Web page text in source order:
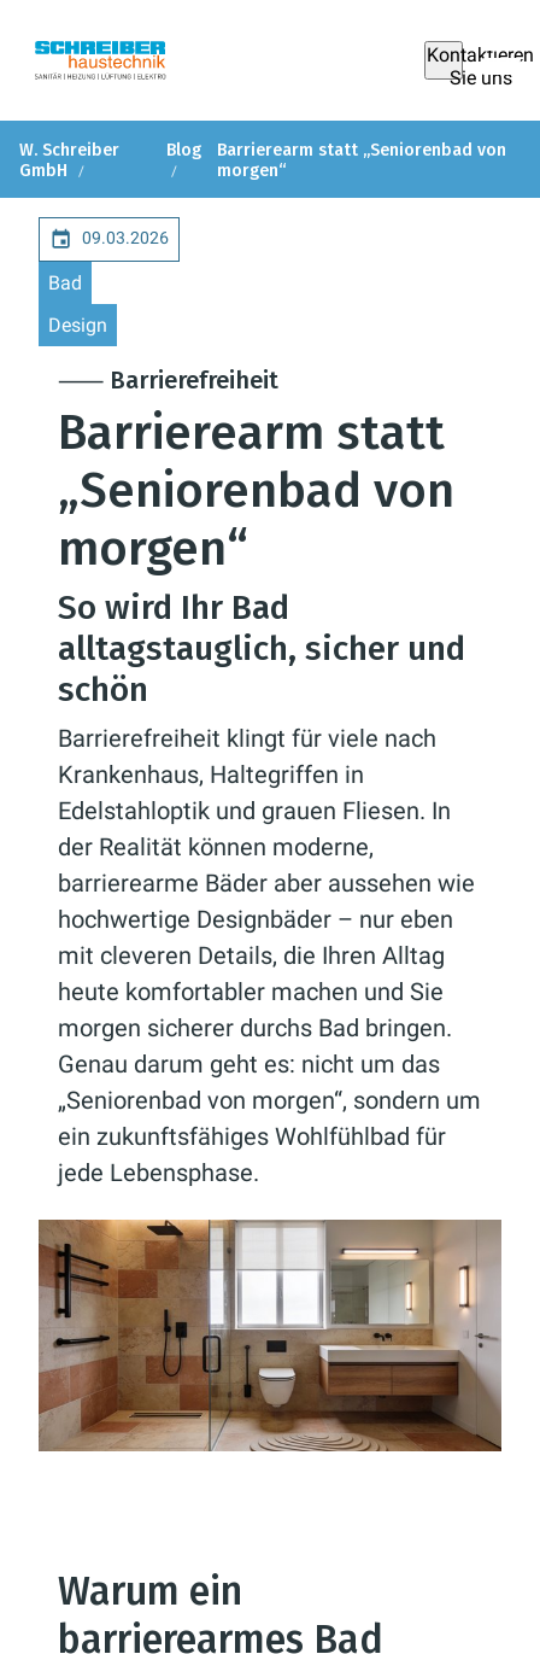
Kontaktieren
Sie uns
W. Schreiber
GmbH
Blog
Barrierearm statt „Seniorenbad von
morgen“
09.03.2026
Bad
Design
⸺ Barrierefreiheit
Barrierearm statt
„Seniorenbad von
morgen“
So wird Ihr Bad
alltagstauglich, sicher und
schön
Barrierefreiheit klingt für viele nach
Krankenhaus, Haltegriffen in
Edelstahloptik und grauen Fliesen. In
der Realität können moderne,
barrierearme Bäder aber aussehen wie
hochwertige Designbäder – nur eben
mit cleveren Details, die Ihren Alltag
heute komfortabler machen und Sie
morgen sicherer durchs Bad bringen.
Genau darum geht es: nicht um das
„Seniorenbad von morgen“, sondern um
ein zukunftsfähiges Wohlfühlbad für
jede Lebensphase.
Warum ein
barrierearmes Bad